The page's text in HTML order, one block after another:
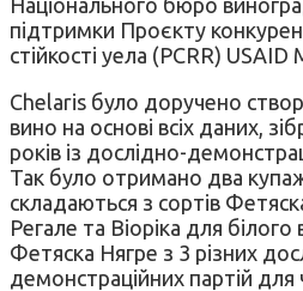
підтримки Проєкту
стійкості уела (PCRR) USAID
Chelaris було доручено
вино на основі всіх даних,
років із дослідно-
Так було отримано два
складаються з сортів
Регале та Віоріка для
Фетяска Нягре з 3 різних
демонстраційних партій для